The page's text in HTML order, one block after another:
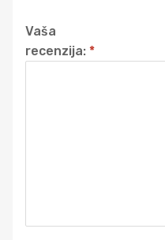
Vaša
recenzija: *